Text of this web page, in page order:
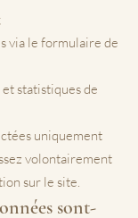
via le formulaire de
statistiques de
uniquement
volontairement
sur le site.
sont-